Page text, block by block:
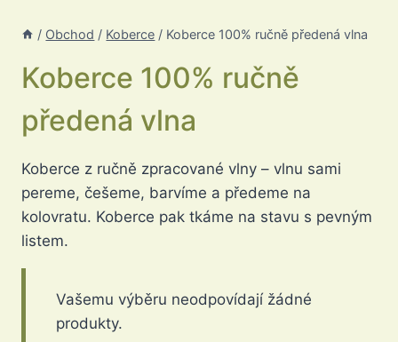
/ Obchod / Koberce / Koberce 100% ručně předená vlna
Koberce 100% ručně
předená vlna
Koberce z ručně zpracované vlny – vlnu sami
pereme, češeme, barvíme a předeme na
kolovratu. Koberce pak tkáme na stavu s pevným
listem.
Vašemu výběru neodpovídají žádné
produkty.